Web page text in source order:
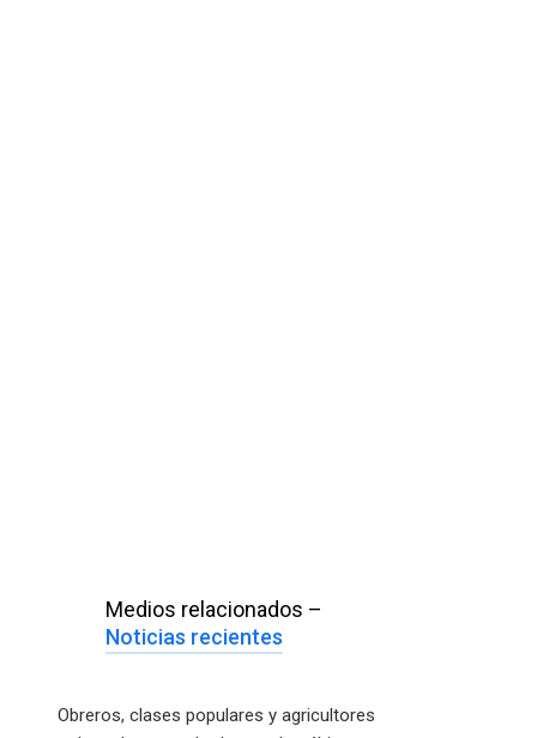
Medios relacionados –
Noticias recientes
Obreros, clases populares y agricultores